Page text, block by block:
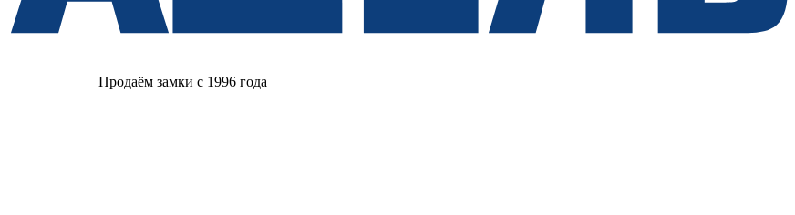
Продаём замки с 1996 года